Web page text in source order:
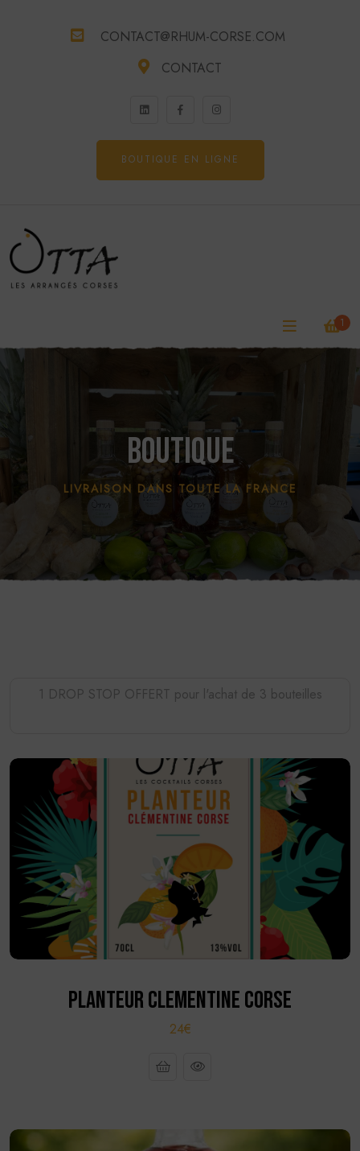
CONTACT@RHUM-CORSE.COM
CONTACT
BOUTIQUE EN LIGNE
1
Boutique
LIVRAISON DANS TOUTE LA FRANCE
1 DROP STOP OFFERT pour l'achat de 3 bouteilles
PLANTEUR CLEMENTINE CORSE
24€